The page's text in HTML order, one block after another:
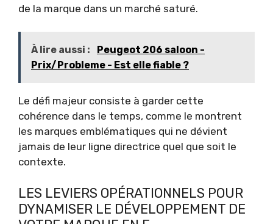
de la marque dans un marché saturé.
À lire aussi :
Peugeot 206 saloon -
Prix/Probleme - Est elle fiable ?
Le défi majeur consiste à garder cette
cohérence dans le temps, comme le montrent
les marques emblématiques qui ne dévient
jamais de leur ligne directrice quel que soit le
contexte.
LES LEVIERS OPÉRATIONNELS POUR
DYNAMISER LE DÉVELOPPEMENT DE